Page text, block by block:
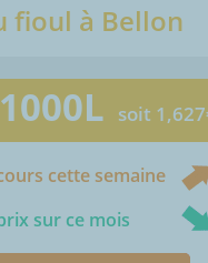
fioul à Bellon
soit
cette semaine
sur ce mois